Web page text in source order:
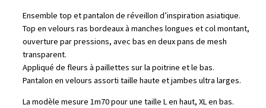
Ensemble top et pantalon de réveillon d’inspiration asiatique.
Top en velours ras bordeaux à manches longues et col montant,
ouverture par pressions, avec bas en deux pans de mesh
transparent.
Appliqué de fleurs à paillettes sur la poitrine et le bas.
Pantalon en velours assorti taille haute et jambes ultra larges.
La modèle mesure 1m70 pour une taille L en haut, XL en bas.